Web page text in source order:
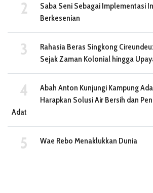
Saba Seni Sebagai Implementasi
Berkesenian
Rahasia Beras Singkong
Sejak Zaman Kolonial hingga
Abah Anton Kunjungi Kampung
Harapkan Solusi Air Bersih dan
Adat
Wae Rebo Menaklukkan Dunia